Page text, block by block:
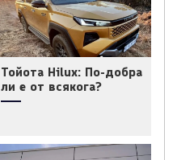
Тойота Hilux: По-добра
ли е от всякога?